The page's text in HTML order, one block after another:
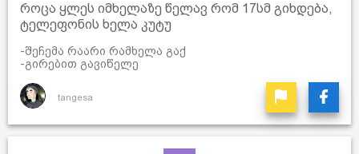
როცა ყლეს იმხელაზე წელავ რომ 17სმ გიხდება,
ტელეფონის ხელა კუტუ
-შეჩემა რაარი რამხელა გაქ
-გირებით გავიწელე
tangesa